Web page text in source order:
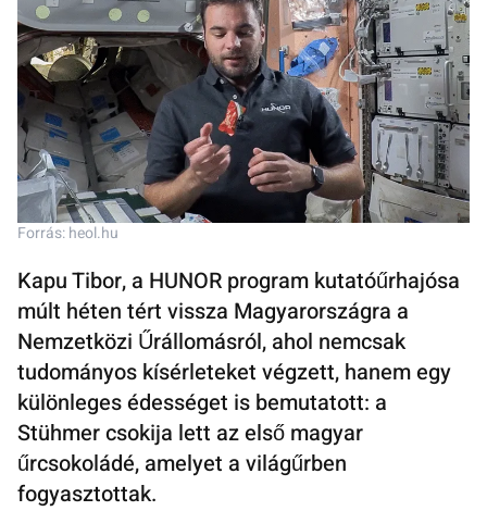
Forrás: heol.hu
Kapu Tibor, a HUNOR program kutatóűrhajósa
múlt héten tért vissza Magyarországra a
Nemzetközi Űrállomásról, ahol nemcsak
tudományos kísérleteket végzett, hanem egy
különleges édességet is bemutatott: a
Stühmer csokija lett az első magyar
űrcsokoládé, amelyet a világűrben
fogyasztottak.